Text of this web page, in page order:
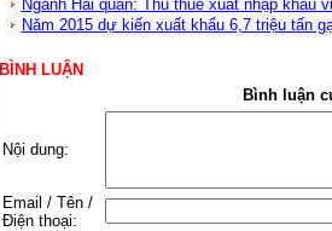
Ngành Hải quan: Thu thuế xuất nhập khẩu
Năm 2015 dự kiến xuất khẩu 6,7 triệu tấn
BÌNH LUẬN
Bình luận
Nội dung:
Email / Tên /
Điện thoại: